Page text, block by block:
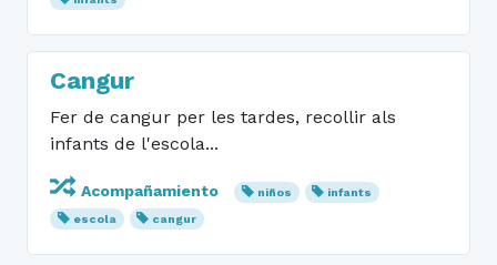
Cangur
Fer de cangur per les tardes, recollir als
infants de l'escola...
Acompañamiento niños
infants
escola
cangur